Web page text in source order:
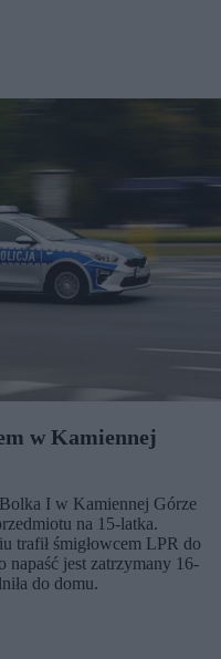
w Kamiennej
I w Kamiennej Górze
na 15-latka.
trafił śmigłowcem LPR do
napaść jest zatrzymany 16-
do domu.